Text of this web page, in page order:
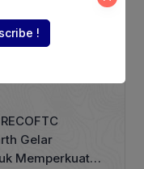
Gelar
Memperkuat
!